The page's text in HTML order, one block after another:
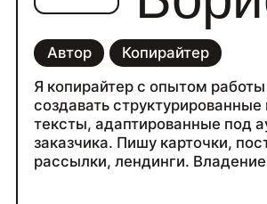
Автор
Копирайтер
Я копирайтер с опытом
создавать
тексты, адаптированные под
заказчика. Пишу карточки,
рассылки, лендинги.